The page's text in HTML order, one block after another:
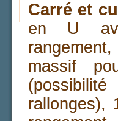
Carré et
en U
massif
rallonges),